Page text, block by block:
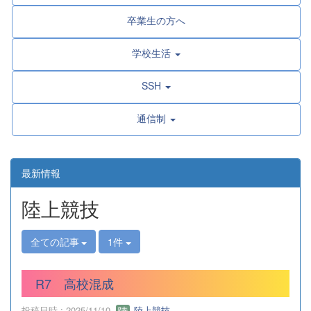
卒業生の方へ
学校生活
SSH
通信制
最新情報
陸上競技
全ての記事 1件
R7 高校混成